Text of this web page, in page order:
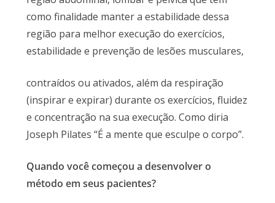
como finalidade manter a estabilidade dessa
região para melhor execução do exercícios,
estabilidade e prevenção de lesões musculares,
contraídos ou ativados, além da respiração
(inspirar e expirar) durante os exercícios, fluidez
e concentração na sua execução. Como diria
Joseph Pilates “É a mente que esculpe o corpo”.
Quando você começou a desenvolver o
método em seus pacientes?